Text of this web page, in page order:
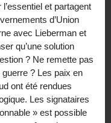
et partagent
d’Union
avec Lieberman et
qu’une solution
? Ne remette pas
? Les paix en
ont été rendues
Les signataires
» est possible